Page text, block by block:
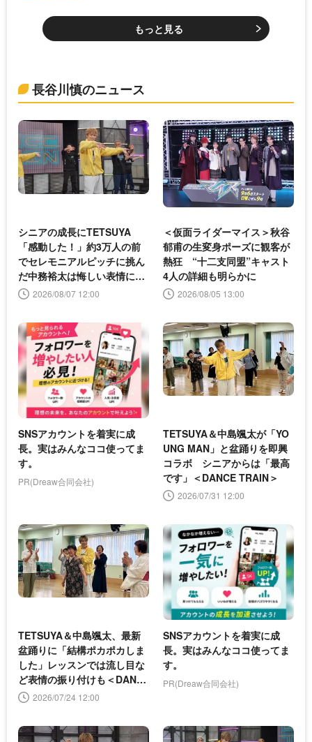
もっと見る
長谷川慎のニュース
シニアの成長にTETSUYA
「感動した！」約3万人の前
でセレモニアルピッチに挑ん
だ中務裕太は悔しい表情に＜
DANCE TRAIN＞
2026/08/07 12:00
＜仮面ライダーマイス＞秋谷
郁甫の生変身ポーズに観客が
熱狂 “十二支同盟”キャスト
4人の詳細も明らかに
2026/08/05 13:00
SNSアカウントを着実に成
長。実はみんなココ使ってま
す。
PR(Dreaw合同会社)
TETSUYA＆中島颯太が「YO
UNG MAN」と盆踊りを即興
コラボ シニアからは「最高
です」＜DANCE TRAIN＞
2026/07/31 12:00
TETSUYA＆中島颯太、最新
盆踊りに「結構ポカポカしま
した」レッスンでは流し目な
ど表情の振り付けも＜DANC
E TRAIN＞
2026/07/24 12:00
SNSアカウントを着実に成
長。実はみんなココ使ってま
す。
PR(Dreaw合同会社)